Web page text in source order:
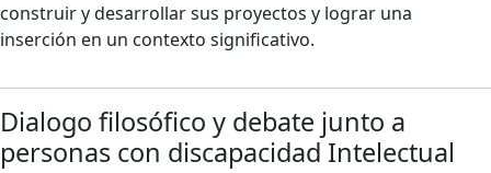
construir y desarrollar sus proyectos y lograr una
inserción en un contexto significativo.
Dialogo filosófico y debate junto a
personas con discapacidad Intelectual